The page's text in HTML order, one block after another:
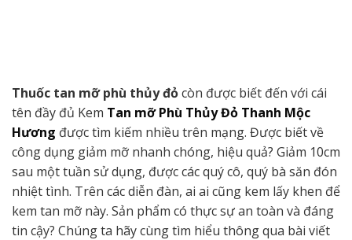
Thuốc tan mỡ phù thủy đỏcòn được biết đến với cái
tên đầy đủ Kem Tan mỡ Phù Thủy Đỏ Thanh Mộc
Hương được tìm kiếm nhiều trên mạng. Được biết về
công dụng giảm mỡ nhanh chóng, hiệu quả? Giảm 10cm
sau một tuần sử dụng, được các quý cô, quý bà săn đón
nhiệt tình. Trên các diễn đàn, ai ai cũng kem lấy khen để
kem tan mỡ này. Sản phẩm có thực sự an toàn và đáng
tin cậy? Chúng ta hãy cùng tìm hiểu thông qua bài viết